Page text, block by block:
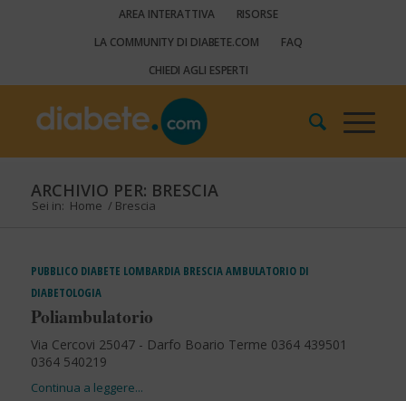
AREA INTERATTIVA
RISORSE
LA COMMUNITY DI DIABETE.COM
FAQ
CHIEDI AGLI ESPERTI
ARCHIVIO PER: BRESCIA
Sei in: Home / Brescia
PUBBLICO DIABETE LOMBARDIA BRESCIAAMBULATORIO DI
DIABETOLOGIA
Poliambulatorio
Via Cercovi 25047 - Darfo Boario Terme 0364 439501
0364 540219